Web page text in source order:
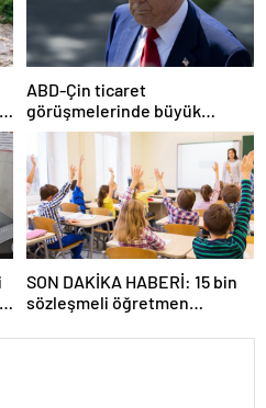
ABD-Çin ticaret
görüşmelerinde büyük
ilerleme
SON DAKİKA HABERİ: 15 bin
sözleşmeli öğretmen
kazanan adaylar açıklandı